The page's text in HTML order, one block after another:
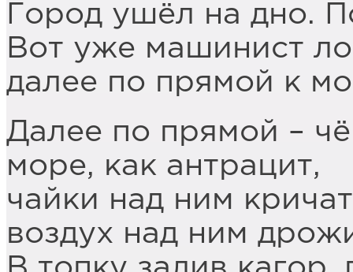
Город ушёл на дно.
Вот уже машинист
далее по прямой к
Далее по прямой –
море, как антрацит,
чайки над ним
воздух над ним